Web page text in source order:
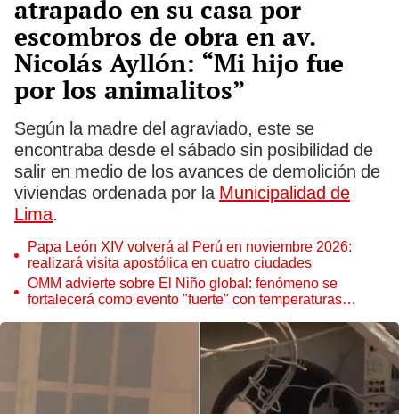
atrapado en su casa por
escombros de obra en av.
Nicolás Ayllón: “Mi hijo fue
por los animalitos”
Según la madre del agraviado, este se
encontraba desde el sábado sin posibilidad de
salir en medio de los avances de demolición de
viviendas ordenada por la Municipalidad de
Lima.
Papa León XIV volverá al Perú en noviembre 2026:
realizará visita apostólica en cuatro ciudades
OMM advierte sobre El Niño global: fenómeno se
fortalecerá como evento "fuerte" con temperaturas